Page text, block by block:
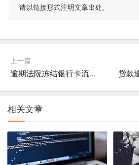
请以链接形式注明文章出处。
上一篇
逾期法院冻结银行卡流程，带你看透债务复杂本质！
相关文章